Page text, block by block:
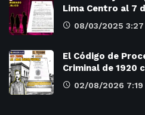
Lima Centro al 7
08/03/2025 3:27
El Código de
Criminal de 1920
02/08/2026 7:19